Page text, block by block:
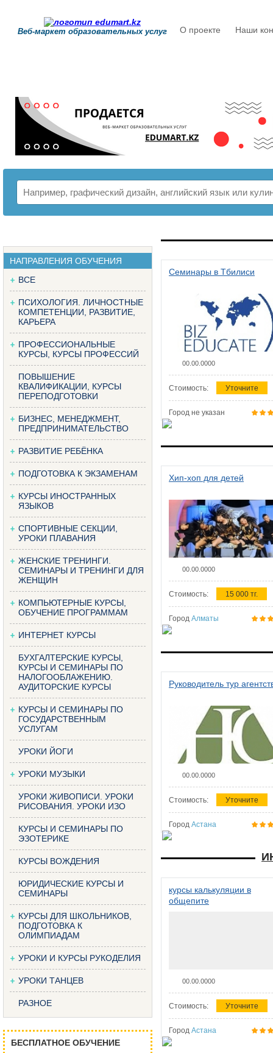
Веб-маркет образовательных услуг О проекте Наши
НАПРАВЛЕНИЯ ОБУЧЕНИЯ
ВСЕ
ПСИХОЛОГИЯ. ЛИЧНОСТНЫЕ
КОМПЕТЕНЦИИ, РАЗВИТИЕ,
КАРЬЕРА
ПРОФЕССИОНАЛЬНЫЕ
КУРСЫ, КУРСЫ ПРОФЕССИЙ
ПОВЫШЕНИЕ
КВАЛИФИКАЦИИ, КУРСЫ
ПЕРЕПОДГОТОВКИ
БИЗНЕС, МЕНЕДЖМЕНТ,
ПРЕДПРИНИМАТЕЛЬСТВО
РАЗВИТИЕ РЕБЁНКА
ПОДГОТОВКА К ЭКЗАМЕНАМ
КУРСЫ ИНОСТРАННЫХ
ЯЗЫКОВ
СПОРТИВНЫЕ СЕКЦИИ,
УРОКИ ПЛАВАНИЯ
ЖЕНСКИЕ ТРЕНИНГИ.
СЕМИНАРЫ И ТРЕНИНГИ ДЛЯ
ЖЕНЩИН
КОМПЬЮТЕРНЫЕ КУРСЫ,
ОБУЧЕНИЕ ПРОГРАММАМ
ИНТЕРНЕТ КУРСЫ
БУХГАЛТЕРСКИЕ КУРСЫ,
КУРСЫ И СЕМИНАРЫ ПО
НАЛОГООБЛАЖЕНИЮ.
АУДИТОРСКИЕ КУРСЫ
КУРСЫ И СЕМИНАРЫ ПО
ГОСУДАРСТВЕННЫМ
УСЛУГАМ
УРОКИ ЙОГИ
УРОКИ МУЗЫКИ
УРОКИ ЖИВОПИСИ. УРОКИ
РИСОВАНИЯ. УРОКИ ИЗО
КУРСЫ И СЕМИНАРЫ ПО
ЭЗОТЕРИКЕ
КУРСЫ ВОЖДЕНИЯ
ЮРИДИЧЕСКИЕ КУРСЫ И
СЕМИНАРЫ
КУРСЫ ДЛЯ ШКОЛЬНИКОВ,
ПОДГОТОВКА К
ОЛИМПИАДАМ
УРОКИ И КУРСЫ РУКОДЕЛИЯ
УРОКИ ТАНЦЕВ
РАЗНОЕ
БЕСПЛАТНОЕ ОБУЧЕНИЕ
Семинары в Тбилиси
00.00.0000
Стоимость: Уточните
Город не указан
Хип-хоп для детей
00.00.0000
Стоимость: 15 000 тг.
Город Алматы
Руководитель тур
00.00.0000
Стоимость: Уточните
Город Астана
курсы калькуляции в
общепите
00.00.0000
Стоимость: Уточните
Город Астана